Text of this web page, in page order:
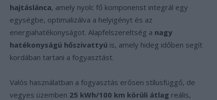
hajtáslánca, amely nyolc fő komponenst integrál egy
egységbe, optimalizálva a helyigényt és az
energiahatékonyságot. Alapfelszereltség a nagy
hatékonyságú hőszivattyú is, amely hideg időben segít
kordában tartani a fogyasztást.
Valós használatban a fogyasztás erősen stílusfüggő, de
vegyes üzemben 25 kWh/100 km körüli átlag reális,